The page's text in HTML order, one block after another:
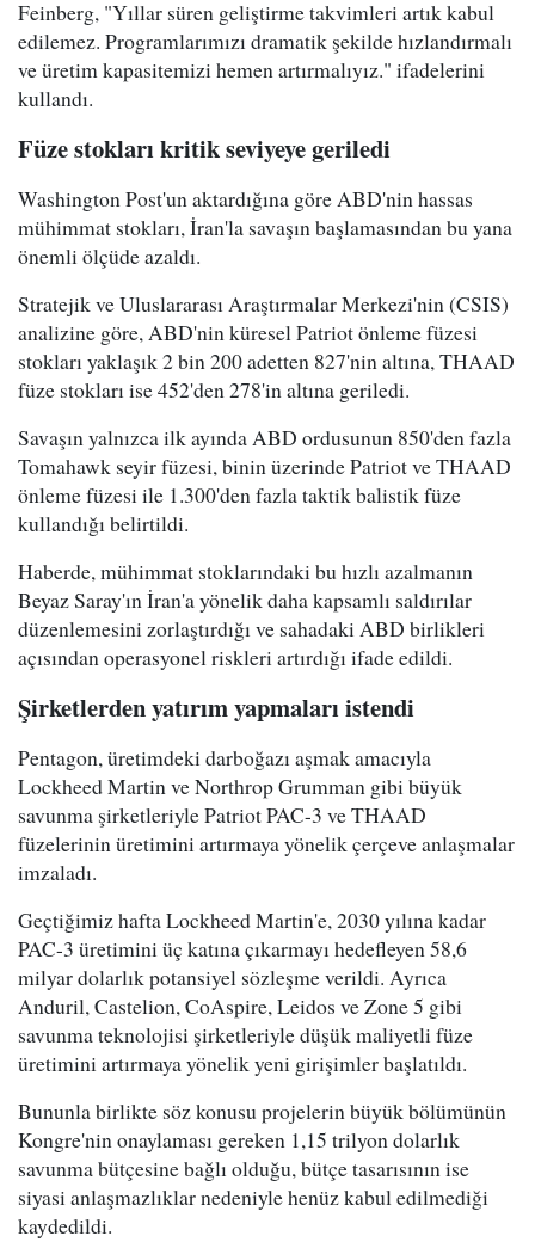
Feinberg, "Yıllar süren geliştirme takvimleri artık kabul
edilemez. Programlarımızı dramatik şekilde hızlandırmalı
ve üretim kapasitemizi hemen artırmalıyız." ifadelerini
kullandı.
Füze stokları kritik seviyeye geriledi
Washington Post'un aktardığına göre ABD'nin hassas
mühimmat stokları, İran'la savaşın başlamasından bu yana
önemli ölçüde azaldı.
Stratejik ve Uluslararası Araştırmalar Merkezi'nin (CSIS)
analizine göre, ABD'nin küresel Patriot önleme füzesi
stokları yaklaşık 2 bin 200 adetten 827'nin altına, THAAD
füze stokları ise 452'den 278'in altına geriledi.
Savaşın yalnızca ilk ayında ABD ordusunun 850'den fazla
Tomahawk seyir füzesi, binin üzerinde Patriot ve THAAD
önleme füzesi ile 1.300'den fazla taktik balistik füze
kullandığı belirtildi.
Haberde, mühimmat stoklarındaki bu hızlı azalmanın
Beyaz Saray'ın İran'a yönelik daha kapsamlı saldırılar
düzenlemesini zorlaştırdığı ve sahadaki ABD birlikleri
açısından operasyonel riskleri artırdığı ifade edildi.
Şirketlerden yatırım yapmaları istendi
Pentagon, üretimdeki darboğazı aşmak amacıyla
Lockheed Martin ve Northrop Grumman gibi büyük
savunma şirketleriyle Patriot PAC-3 ve THAAD
füzelerinin üretimini artırmaya yönelik çerçeve anlaşmalar
imzaladı.
Geçtiğimiz hafta Lockheed Martin'e, 2030 yılına kadar
PAC-3 üretimini üç katına çıkarmayı hedefleyen 58,6
milyar dolarlık potansiyel sözleşme verildi. Ayrıca
Anduril, Castelion, CoAspire, Leidos ve Zone 5 gibi
savunma teknolojisi şirketleriyle düşük maliyetli füze
üretimini artırmaya yönelik yeni girişimler başlatıldı.
Bununla birlikte söz konusu projelerin büyük bölümünün
Kongre'nin onaylaması gereken 1,15 trilyon dolarlık
savunma bütçesine bağlı olduğu, bütçe tasarısının ise
siyasi anlaşmazlıklar nedeniyle henüz kabul edilmediği
kaydedildi.